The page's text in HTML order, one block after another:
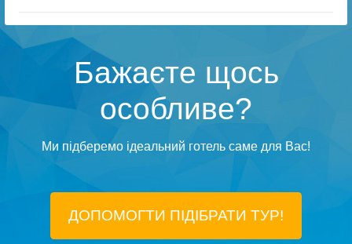
Бажаєте щось
особливе?
Ми підберемо ідеальний готель саме для Вас!
ДОПОМОГТИ ПІДIБРАТИ ТУР!